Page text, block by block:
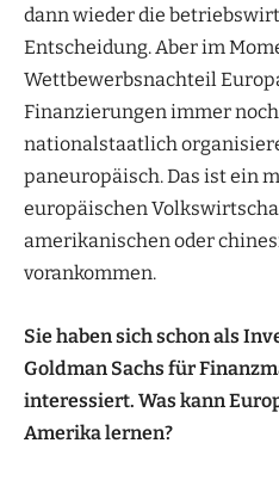
dann wieder die
Entscheidung. Aber im
Wettbewerbsnachteil
Finanzierungen immer
nationalstaatlich
paneuropäisch. Das ist ein
europäischen
amerikanischen oder
vorankommen.
Sie haben sich schon als
Goldman Sachs für
interessiert. Was kann
Amerika lernen?